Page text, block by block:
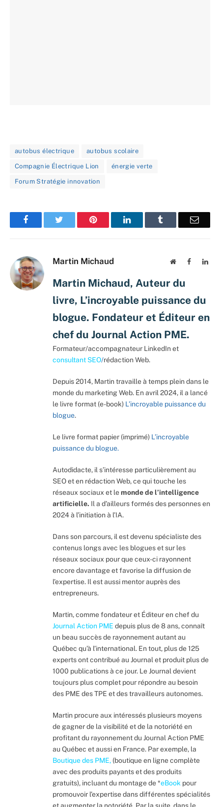
autobus électrique autobus scolaire
Compagnie Électrique Lion énergie verte
Forum Stratégie innovation
Facebook Pinterest LinkedIn Email
Martin Michaud WebsiteFacebook
Martin Michaud, Auteur du
livre, L’incroyable puissance du
blogue. Fondateur et Éditeur en
chef du Journal Action PME.
Formateur/accompagnateur LinkedIn et
consultant SEO/rédaction Web.
Depuis 2014, Martin travaille à temps plein dans le
monde du marketing Web. En avril 2024, il a lancé
le livre format (e-book) L’incroyable puissance du
blogue.
Le livre format papier (imprimé) L’incroyable
puissance du blogue.
Autodidacte, il s’intéresse particulièrement au
SEO et en rédaction Web, ce qui touche les
réseaux sociaux et lemonde de l’intelligence
artificielle. Il a d’ailleurs formés des personnes en
2024 à l’initiation à l’IA.
Dans son parcours, il est devenu spécialiste des
contenus longs avec les blogues et sur les
réseaux sociaux pour que ceux-ci rayonnent
encore davantage et favorise la diffusion de
l’expertise. Il est aussi mentor auprès des
entrepreneurs.
Martin, comme fondateur et Éditeur en chef du
Journal Action PME depuis plus de 8 ans, connaît
un beau succès de rayonnement autant au
Québec qu’à l’international. En tout, plus de 125
experts ont contribué au Journal et produit plus de
1000 publications à ce jour. Le Journal devient
toujours plus complet pour répondre au besoin
des PME des TPE et des travailleurs autonomes.
Martin procure aux intéressés plusieurs moyens
de gagner de la visibilité et de la notoriété en
profitant du rayonnement du Journal Action PME
au Québec et aussi en France. Par exemple, la
Boutique des PME, (boutique en ligne complète
avec des produits payants et des produits
gratuits), incluant du montage de *eBook pour
promouvoir l’expertise dans différentes spécialités
et augmenter la notoriété. Par la suite, dans le